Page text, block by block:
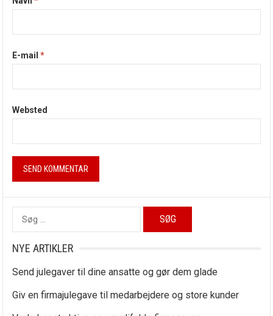
E-mail*
Websted
Søg
efter:
NYE ARTIKLER
Send julegaver til dine ansatte og gør dem glade
Giv en firmajulegave til medarbejdere og store kunder